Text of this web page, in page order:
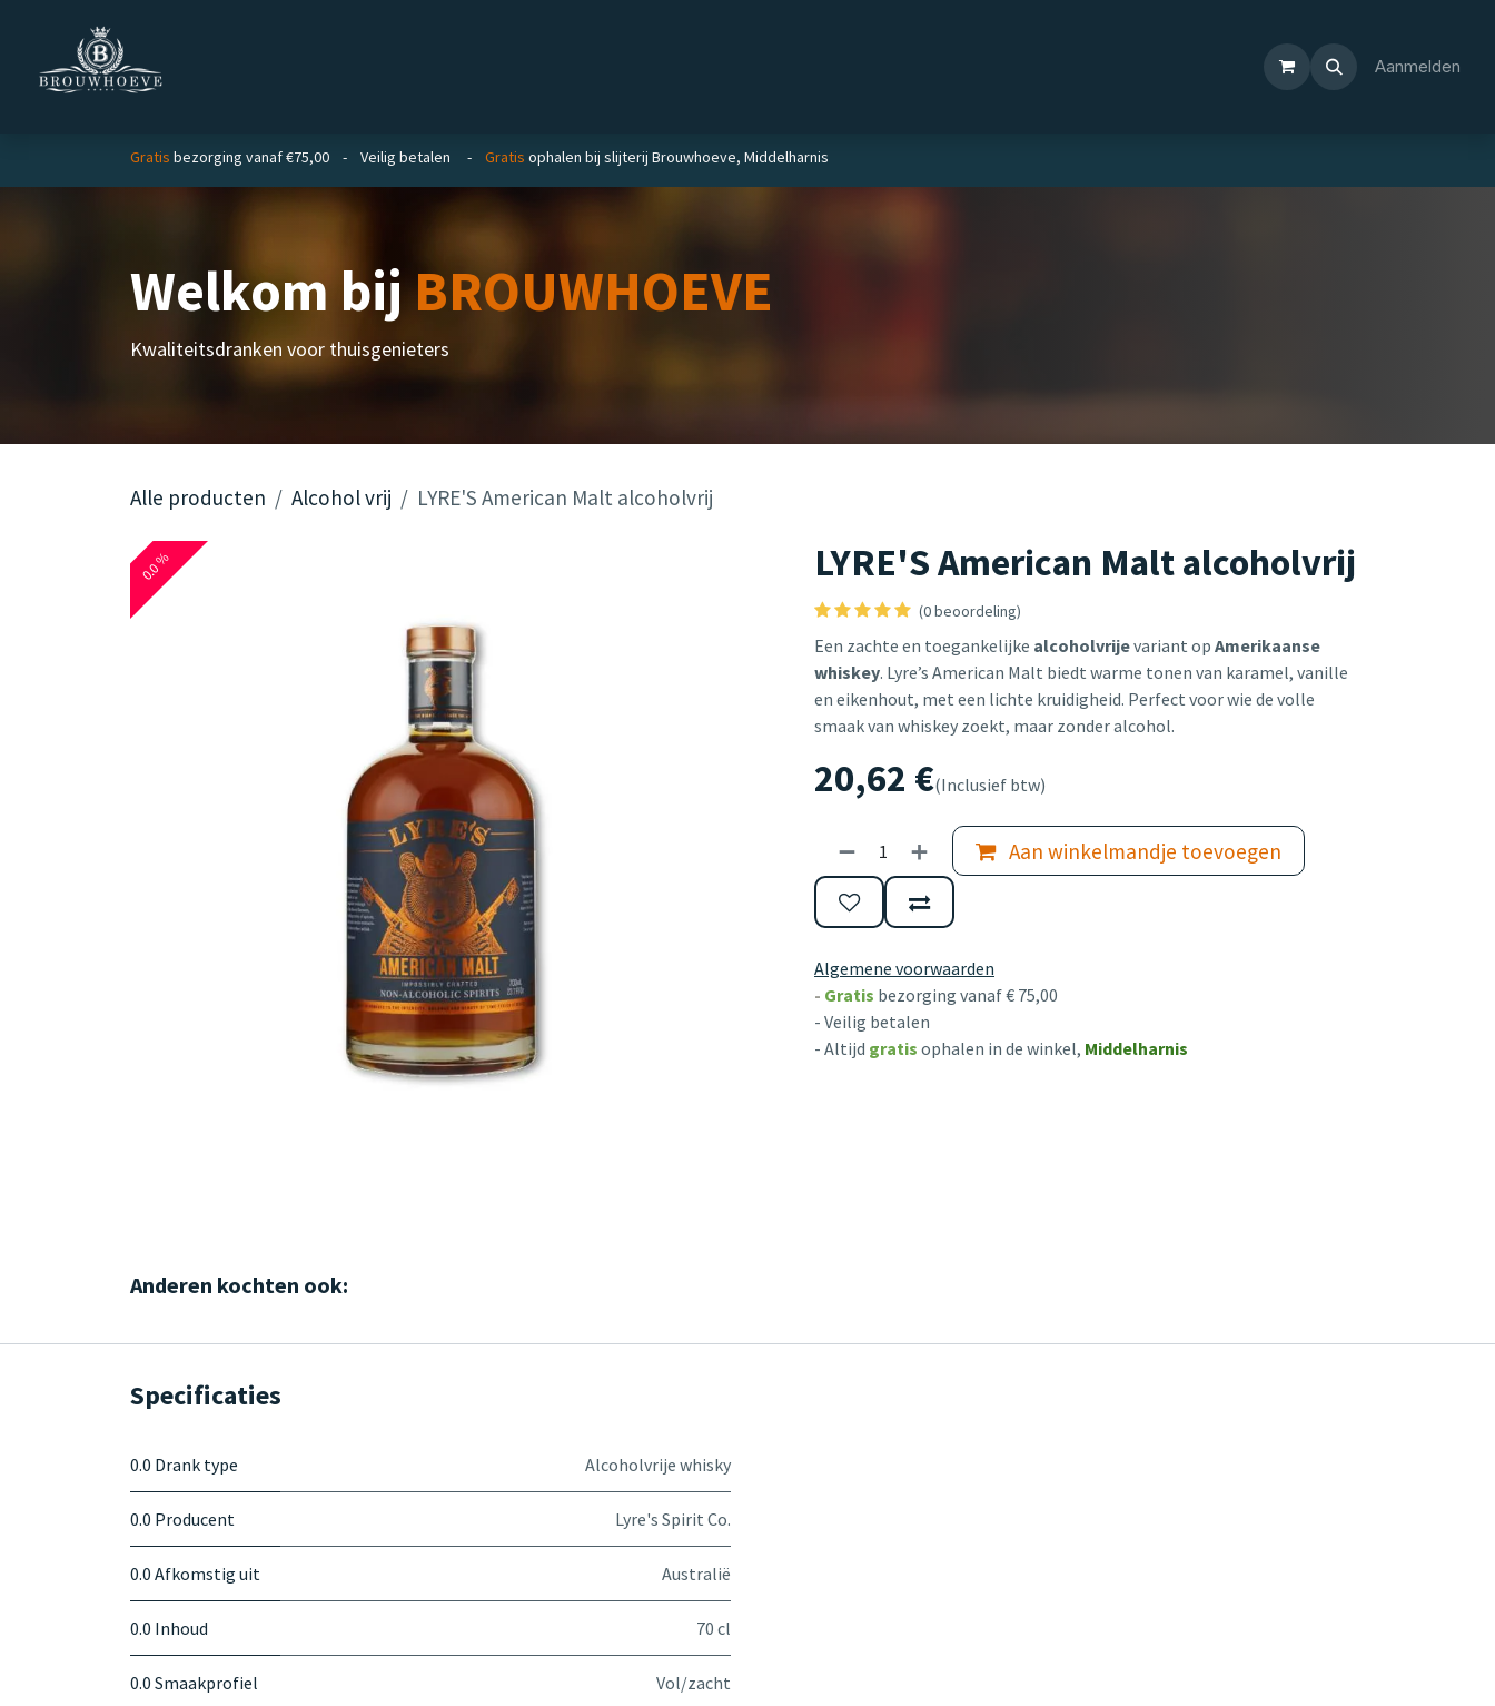
Aanmelden
Gratis bezorging vanaf €75,00 - Veilig betalen - Gratis ophalen bij slijterij Brouwhoeve, Middelharnis
Welkom bijBROUWHOEVE
Kwaliteitsdranken voor thuisgenieters
Alle producten Alcohol vrij LYRE'S American Malt alcoholvrij
0.0 % LYRE'S American Malt alcoholvrij
(0 beoordeling)
Een zachte en toegankelijke alcoholvrijevariant op Amerikaanse
whiskey. Lyre’s American Malt biedt warme tonen van karamel, vanille
en eikenhout, met een lichte kruidigheid. Perfect voor wie de volle
smaak van whiskey zoekt, maar zonder alcohol.
20,62 €(Inclusief btw)
Aan winkelmandje toevoegen
Algemene voorwaarden
- Gratis bezorging vanaf € 75,00
- Veilig betalen
- Altijd gratis ophalen in de winkel, Middelharnis
Anderen kochten ook:
Specificaties
0.0 Drank type Alcoholvrije whisky
0.0 Producent Lyre's Spirit Co.
0.0 Afkomstig uit Australië
0.0 Inhoud 70 cl
0.0 Smaakprofiel Vol/zacht